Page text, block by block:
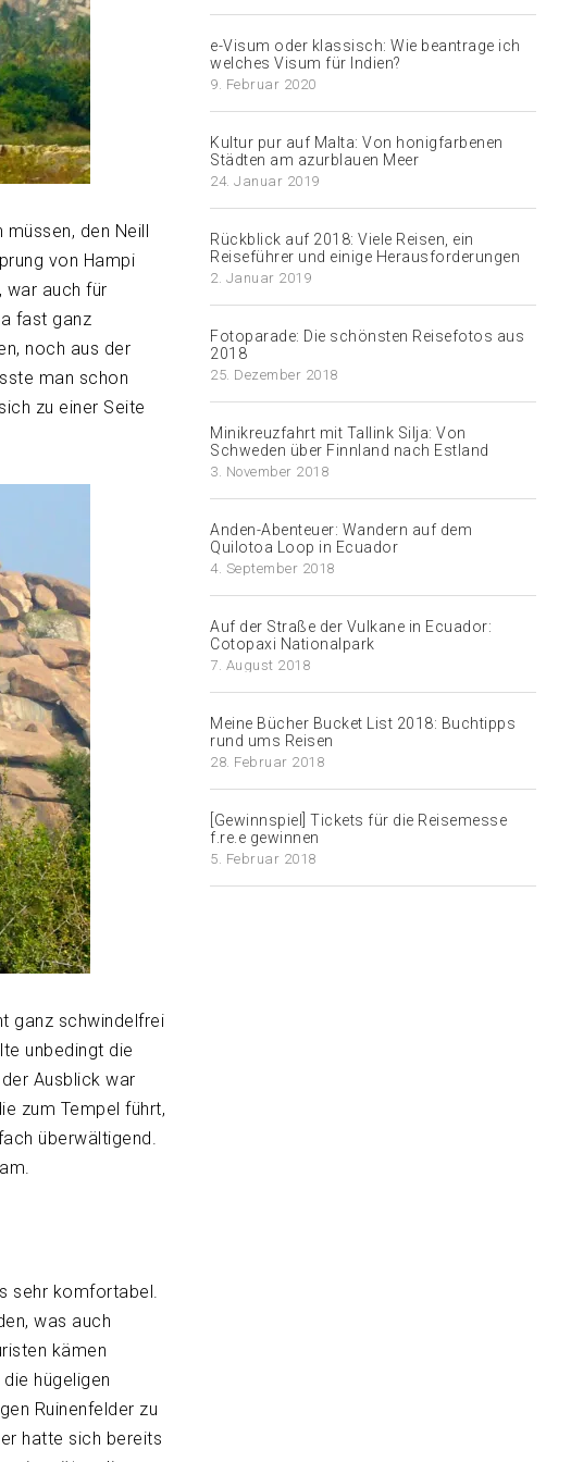
den Neill
von Hampi
war auch für
fast ganz
noch aus der
man schon
zu einer Seite
ganz schwindelfrei
unbedingt die
Ausblick war
zum Tempel führt,
überwältigend.
sehr komfortabel.
was auch
kämen
hügeligen
Ruinenfelder zu
hatte sich bereits
e-Visum oder klassisch: Wie beantrage ich
welches Visum für Indien?
9. Februar 2020
Kultur pur auf Malta: Von honigfarbenen
Städten am azurblauen Meer
24. Januar 2019
Rückblick auf 2018: Viele Reisen, ein
Reiseführer und einige Herausforderungen
2. Januar 2019
Fotoparade: Die schönsten Reisefotos aus
2018
25. Dezember 2018
Minikreuzfahrt mit Tallink Silja: Von
Schweden über Finnland nach Estland
3. November 2018
Anden-Abenteuer: Wandern auf dem
Quilotoa Loop in Ecuador
4. September 2018
Auf der Straße der Vulkane in Ecuador:
Cotopaxi Nationalpark
7. August 2018
Meine Bücher Bucket List 2018: Buchtipps
rund ums Reisen
28. Februar 2018
[Gewinnspiel] Tickets für die Reisemesse
f.re.e gewinnen
5. Februar 2018